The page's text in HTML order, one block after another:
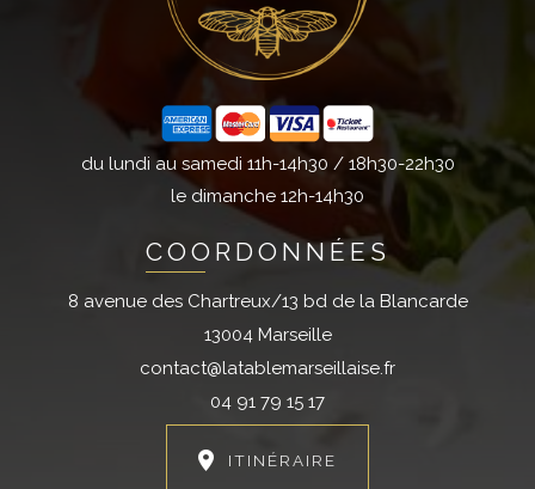
du lundi au samedi 11h-14h30 / 18h30-22h30
le dimanche 12h-14h30
COORDONNÉES
8 avenue des Chartreux/13 bd de la Blancarde
13004 Marseille
contact@latablemarseillaise.fr
04 91 79 15 17
ITINÉRAIRE